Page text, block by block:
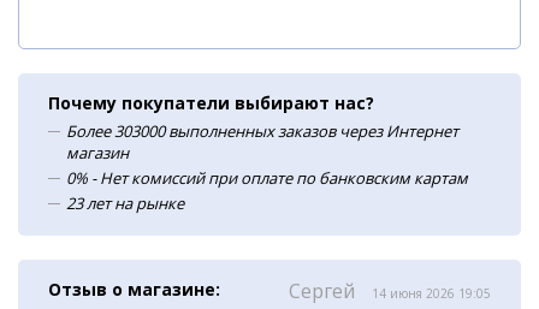
Почему покупатели выбирают нас?
Более 303000 выполненных заказов через Интернет
магазин
0% - Нет комиссий при оплате по банковским картам
23 лет на рынке
Отзыв о магазине: Сергей 14 июня 2026 19:05